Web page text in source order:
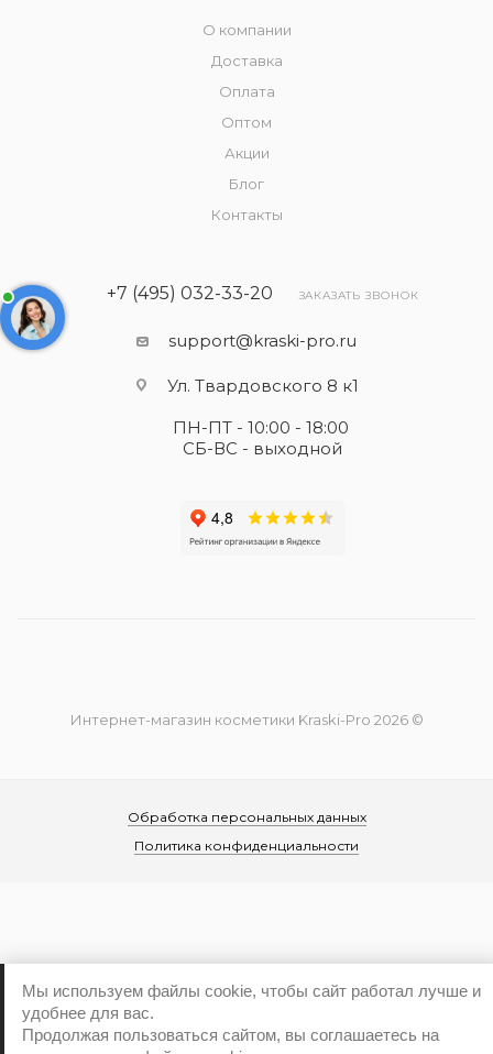
О компании
Доставка
Оплата
Оптом
Акции
Блог
Контакты
+7 (495) 032-33-20 ЗАКАЗАТЬ ЗВОНОК
support@kraski-pro.ru
Ул. Твардовского 8 к1
ПН-ПТ - 10:00 - 18:00
СБ-ВС - выходной
Интернет-магазин косметики Kraski-Pro 2026 ©
Обработка персональных данных
Политика конфиденциальности
Мы используем файлы cookie, чтобы сайт работал лучше и
удобнее для вас.
Продолжая пользоваться сайтом, вы соглашаетесь на